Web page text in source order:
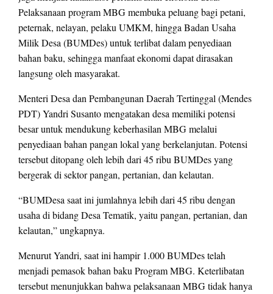
Pelaksanaan program MBG membuka peluang bagi petani,
peternak, nelayan, pelaku UMKM, hingga Badan Usaha
Milik Desa (BUMDes) untuk terlibat dalam penyediaan
bahan baku, sehingga manfaat ekonomi dapat dirasakan
langsung oleh masyarakat.
Menteri Desa dan Pembangunan Daerah Tertinggal (Mendes
PDT) Yandri Susanto mengatakan desa memiliki potensi
besar untuk mendukung keberhasilan MBG melalui
penyediaan bahan pangan lokal yang berkelanjutan. Potensi
tersebut ditopang oleh lebih dari 45 ribu BUMDes yang
bergerak di sektor pangan, pertanian, dan kelautan.
“BUMDesa saat ini jumlahnya lebih dari 45 ribu dengan
usaha di bidang Desa Tematik, yaitu pangan, pertanian, dan
kelautan,” ungkapnya.
Menurut Yandri, saat ini hampir 1.000 BUMDes telah
menjadi pemasok bahan baku Program MBG. Keterlibatan
tersebut menunjukkan bahwa pelaksanaan MBG tidak hanya